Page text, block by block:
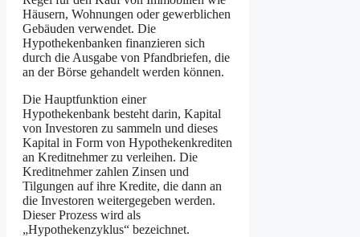
Häusern, Wohnungen oder gewerblichen
Gebäuden verwendet. Die
Hypothekenbanken finanzieren sich
durch die Ausgabe von Pfandbriefen, die
an der Börse gehandelt werden können.
Die Hauptfunktion einer
Hypothekenbank besteht darin, Kapital
von Investoren zu sammeln und dieses
Kapital in Form von Hypothekenkrediten
an Kreditnehmer zu verleihen. Die
Kreditnehmer zahlen Zinsen und
Tilgungen auf ihre Kredite, die dann an
die Investoren weitergegeben werden.
Dieser Prozess wird als
„Hypothekenzyklus“ bezeichnet.